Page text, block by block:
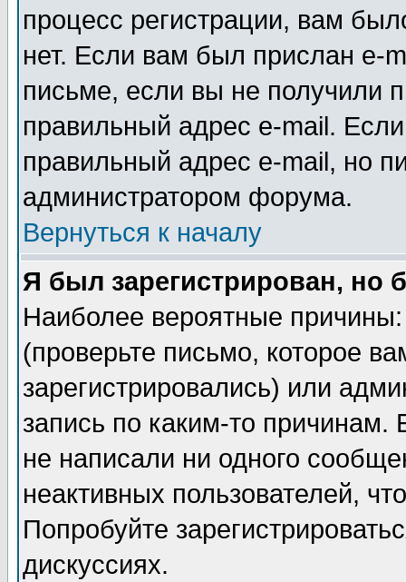
процесс регистрации, вам
нет. Если вам был прислан e-
письме, если вы не получили
правильный адрес e-mail.
правильный адрес e-mail, но
администратором форума.
Вернуться к началу
Я был зарегистрирован, но
Наиболее вероятные
(проверьте письмо, которое
зарегистрировались) или
запись по каким-то
не написали ни одного
неактивных пользователей,
Попробуйте
дискуссиях.